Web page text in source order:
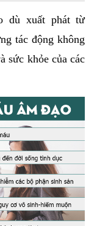
dù xuất phát từ
tác động không
sức khỏe của các